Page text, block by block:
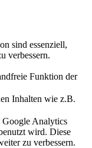
sind essenziell,
verbessern.
Funktion der
Inhalten wie z.B.
Analytics
wird. Diese
zu verbessern.